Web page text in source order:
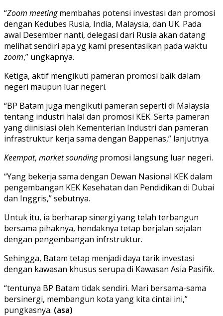
“Zoom meetingmembahas potensi investasi dan promosi
dengan Kedubes Rusia, India, Malaysia, dan UK. Pada
awal Desember nanti, delegasi dari Rusia akan datang
melihat sendiri apa yg kami presentasikan pada waktu
zoom,” ungkapnya.
Ketiga, aktif mengikuti pameran promosi baik dalam
negeri maupun luar negeri.
“BP Batam juga mengikuti pameran seperti di Malaysia
tentang industri halal dan promosi KEK. Serta pameran
yang diinisiasi oleh Kementerian Industri dan pameran
infrastruktur kerja sama dengan Bappenas,” lanjutnya.
Keempat, market soundingpromosi langsung luar negeri.
“Yang bekerja sama dengan Dewan Nasional KEK dalam
pengembangan KEK Kesehatan dan Pendidikan di Dubai
dan Inggris,” sebutnya.
Untuk itu, ia berharap sinergi yang telah terbangun
bersama pihaknya, hendaknya tetap berjalan sejalan
dengan pengembangan infrstruktur.
Sehingga, Batam tetap menjadi daya tarik investasi
dengan kawasan khusus serupa di Kawasan Asia Pasifik.
“tentunya BP Batam tidak sendiri. Mari bersama-sama
bersinergi, membangun kota yang kita cintai ini,”
pungkasnya. (asa)